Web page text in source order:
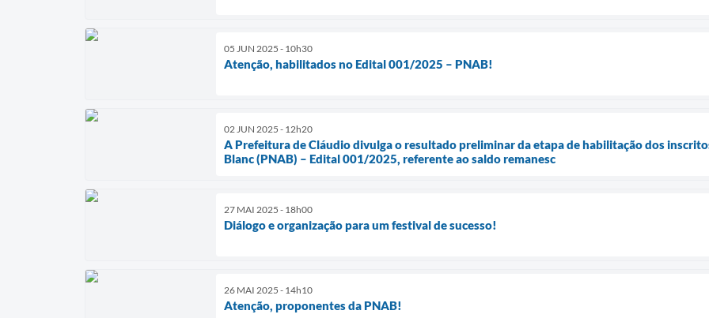
05 JUN 2025 - 10h30
Atenção, habilitados no Edital 001/2025 – PNAB!
02 JUN 2025 - 12h20
A Prefeitura de Cláudio divulga o resultado preliminar da etapa de habilitação dos
Blanc (PNAB) – Edital 001/2025, referente ao saldo remanesc
27 MAI 2025 - 18h00
Diálogo e organização para um festival de sucesso!
26 MAI 2025 - 14h10
Atenção, proponentes da PNAB!